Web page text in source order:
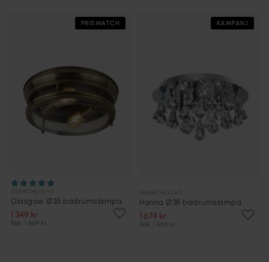
PRISMATCH
Glasgow Ø35 badrumslampa
1 349 kr
Rek. 1 669 kr
KAMPANJ
Hanna Ø38 badrumslampa
1 674 kr
Rek. 1 969 kr